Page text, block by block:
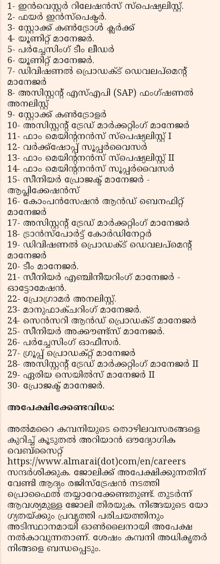
1- ഇൻവെസ്റ്റർ റിലേഷൻസ് സ്പെഷ്യലിസ്റ്റ്.
2- ഫയർ ഇൻസ്പെക്ടർ.
3- സ്റ്റോക്ക് കൺട്രോൾ ക്ലർക്ക്
4- യൂണിറ്റ് മാനേജർ.
5- പർച്ചേസിംഗ് ടീം ലീഡർ
6- യൂണിറ്റ് മാനേജർ.
7- ഡിവിഷണൽ പ്രൊഡക്‌ട് ഡെവലപ്‌മെന്റ്
മാനേജർ
8- അസിസ്റ്റന്റ് എസ്എപി (SAP) ഫംഗ്ഷണൽ
അനലിസ്റ്റ്
9- സ്റ്റോക്ക് കൺട്രോളർ
10- അസിസ്റ്റന്റ് ട്രേഡ് മാർക്കറ്റിംഗ് മാനേജർ
11- ഫാം മെയിന്റനൻസ് സ്പെഷ്യലിസ്റ്റ് I
12- വർക്ക്ഷോപ്പ് സൂപ്പർവൈസർ
13- ഫാം മെയിന്റനൻസ് സ്പെഷ്യലിസ്റ്റ് II
14- ഫാം മെയിന്റനൻസ് സൂപ്പർവൈസർ
15- സീനിയർ പ്രോജക്ട് മാനേജർ -
ആപ്ലിക്കേഷൻസ്
16- കോംപൻസേഷൻ ആൻഡ് ബെനഫിറ്റ്
മാനേജർ
17- അസിസ്റ്റന്റ് ട്രേഡ് മാർക്കറ്റിംഗ് മാനേജർ
18- ട്രാൻസ്പോർട്ട് കോർഡിനേറ്റർ
19- ഡിവിഷണൽ പ്രൊഡക്‌ട് ഡെവലപ്‌മെന്റ്
മാനേജർ
20- ടീം മാനേജർ.
21- സീനിയർ എഞ്ചിനീയറിംഗ് മാനേജർ -
ഓട്ടോമേഷൻ.
22- പ്രോഗ്രാമർ അനലിസ്റ്റ്.
23- മാനുഫാക്ചറിംഗ് മാനേജർ.
24- സെൻസറി ആൻഡ് പ്രൊഡക്‌ട് മാനേജർ
25- സീനിയർ അക്കൗണ്ട്സ് മാനേജർ.
26- പർച്ചേസിംഗ് ഓഫീസർ.
27- ഗ്രൂപ്പ് പ്രൊഡക്റ്റ് മാനേജർ
28- അസിസ്റ്റന്റ് ട്രേഡ് മാർക്കറ്റിംഗ് മാനേജർ II
29- ഏരിയ സെയിൽസ് മാനേജർ II
30- പ്രോജക്ട് മാനേജർ.
അപേക്ഷിക്കേണ്ടവിധം:
അൽമറൈ കമ്പനിയുടെ തൊഴിലവസരങ്ങളെ
കുറിച്ച് കൂടുതൽ അറിയാൻ ഔദ്യോഗിക
വെബ്‌സൈറ്റ്
https://www.almarai(dot)com/en/careers
സന്ദർശിക്കുക. ജോലിക്ക് അപേക്ഷിക്കുന്നതിന്
വേണ്ടി ആദ്യം രജിസ്‌ട്രേഷൻ നടത്തി
പ്രൊഫൈൽ തയ്യാറേക്കേണ്ടതുണ്ട്. തുടർന്ന്
ആവശ്യമുള്ള ജോലി തിരയുക. നിങ്ങയുടെ യോ​
ഗ്യതയ്ക്കും പ്രവൃത്തി പരിചയത്തിനും
അടിസ്ഥാനമായി ഓൺലൈനായി അപേക്ഷ
നൽകാവുന്നതാണ്. ശേഷം കമ്പനി അധികൃതർ
നിങ്ങളെ ബന്ധപ്പെടും.